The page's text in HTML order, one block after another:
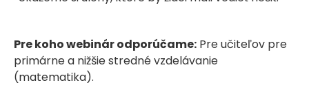
Pre koho webinár odporúčame: Pre učiteľov pre
primárne a nižšie stredné vzdelávanie
(matematika).